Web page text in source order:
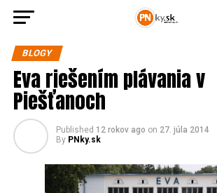
BLOGY
Eva riešením plávania v
Piešťanoch
Published 12 rokov ago on 27. júla 2014
By PNky.sk